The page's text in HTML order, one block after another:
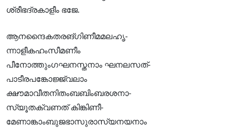
ശ്രീഭദ്രകാളീം ഭജേ.
ആനന്ദൈകതരങ്ഗിണീമമലഹൃ-
ന്നാളീകഹംസീമണീം
പീനോത്തുംഗഘനസ്തനാം ഘനലസത്-
പാടീരപങ്കോജ്ജ്വലാം
ക്ഷൗമാവീതനിതംബബിംബരശനാ-
സ്യൂതക്വണത് കിങ്കിണീ-
മേണാങ്കാംബുജഭാസുരാസ്യനയനാം